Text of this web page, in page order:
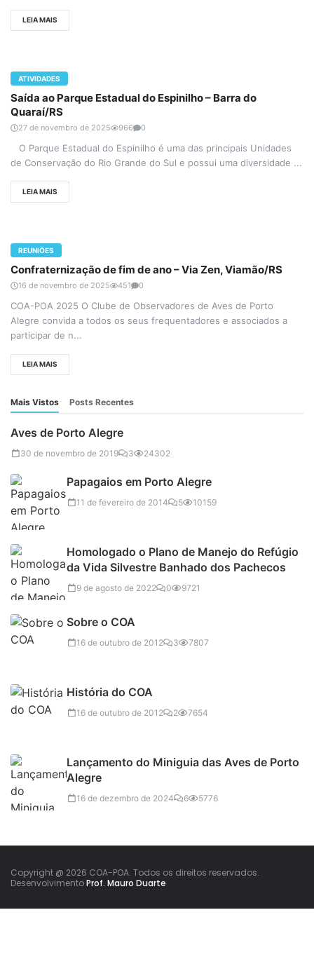
LEIA MAIS
ATIVIDADES
Saída ao Parque Estadual do Espinilho – Barra do
Quaraí/RS
27 de novembro de 2025 966 0
O Parque Estadual do Espinilho é uma das principais Unidades
de Conservação do Rio Grande do Sul e possui uma diversidade ...
LEIA MAIS
REUNIÕES
Confraternização de fim de ano – Via Zen, Viamão/RS
16 de novembro de 2025 451 0
COA-POA 2025 O Clube de Observadores de Aves de Porto
Alegre convida a todos os seus frequentadores e associados a
participar de n...
LEIA MAIS
Mais Vistos Posts Recentes
Aves de Porto Alegre
30 de novembro de 2019 3 24302
Papagaios em Porto Alegre
11 de fevereiro de 2014 5 10159
Homologado o Plano de Manejo do Refúgio
da Vida Silvestre Banhado dos Pachecos
9 de agosto de 2022 0 9721
Sobre o COA
16 de outubro de 2012 3 7807
História do COA
16 de outubro de 2012 2 7654
Lançamento do Miniguia das Aves de Porto
Alegre
16 de dezembro de 2024 6 5776
Copyright @ 2026 COA-POA. Todos os direitos reservados.
DesenvolvimentoProf. Mauro Duarte